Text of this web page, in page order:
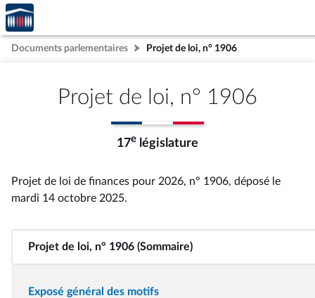
Aller au contenu
Aller en bas de la page
Accèder
à la
page
d'accueil
Documents parlementaires Projet de loi, n° 1906
Projet de loi, n° 1906
17e législature
Projet de loi de finances pour 2026, n° 1906, déposé le
mardi 14 octobre 2025.
Projet de loi, n° 1906 (Sommaire)
Exposé général des motifs